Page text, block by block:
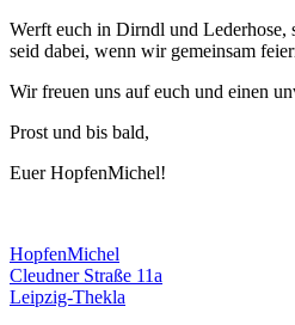
Werft euch in Dirndl und Lederhose,
seid dabei, wenn wir gemeinsam
Wir freuen uns auf euch und einen
Prost und bis bald,
Euer HopfenMichel!
HopfenMichel
Cleudner Straße 11a
Leipzig-Thekla